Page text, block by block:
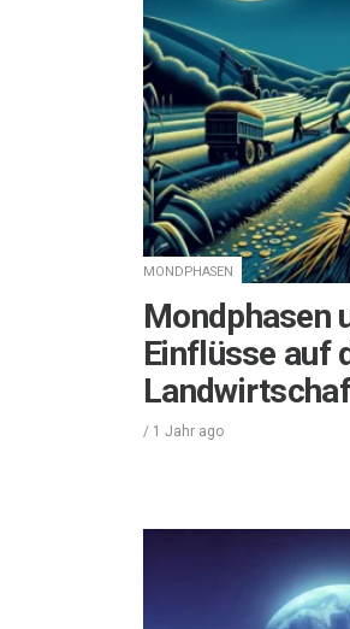
MONDPHASEN
Mondphasen
Einflüsse auf
/ 1 Jahr ago